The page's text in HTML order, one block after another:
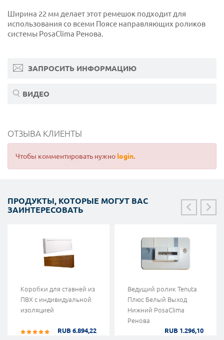
Ширина 22 мм делает этот ремешок подходит для
использования со всеми Поясе направляющих роликов
системы PosaClima Ренова.
ЗАПРОСИТЬ ИНФОРМАЦИЮ
ВИДЕО
ОТЗЫВА КЛИЕНТЫ
Чтобы комментировать нужно login.
ПРОДУКТЫ, КОТОРЫЕ МОГУТ ВАС
ЗАИНТЕРЕСОВАТЬ
Коробки для ставней из
ПВХ с индивидуальной
изоляцией
RUB 6.894,22
Ведущий ролик Tenuta
Плюс Белый Выход
Нижний PosaClima
Ренова
RUB 1.296,10